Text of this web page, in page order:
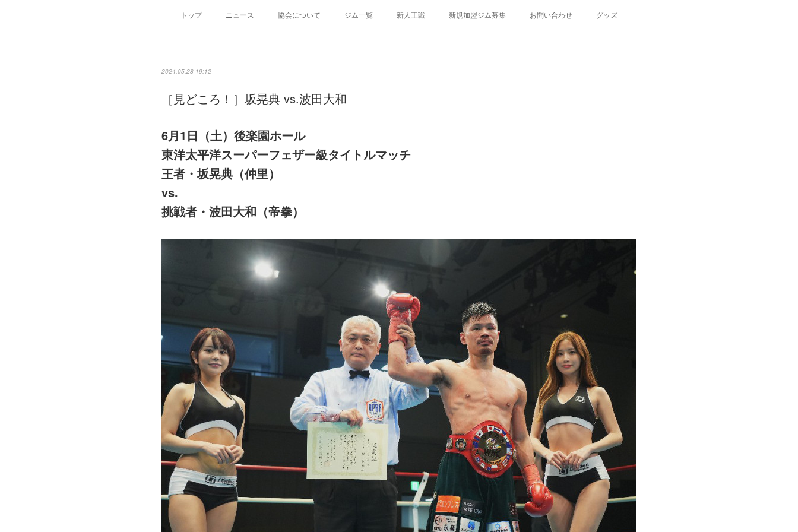
トップ ニュース 協会について ジム一覧 新人王戦 新規加盟ジム募集 お問い合わせ グッズ
2024.05.28 19:12
［見どころ！］坂晃典 vs.波田大和
6月1日（土）後楽園ホール
東洋太平洋スーパーフェザー級タイトルマッチ
王者・坂晃典（仲里）
vs.
挑戦者・波田大和（帝拳）